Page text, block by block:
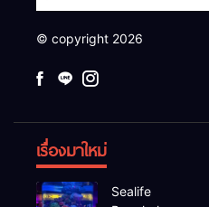
© copyright 2026
เรื่องมาใหม่
Sealife